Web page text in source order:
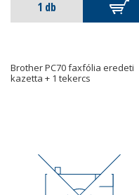
Brother PC70 faxfólia eredeti
kazetta + 1 tekercs